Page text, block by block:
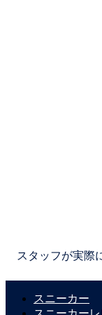
スタッフが実際
スニーカー